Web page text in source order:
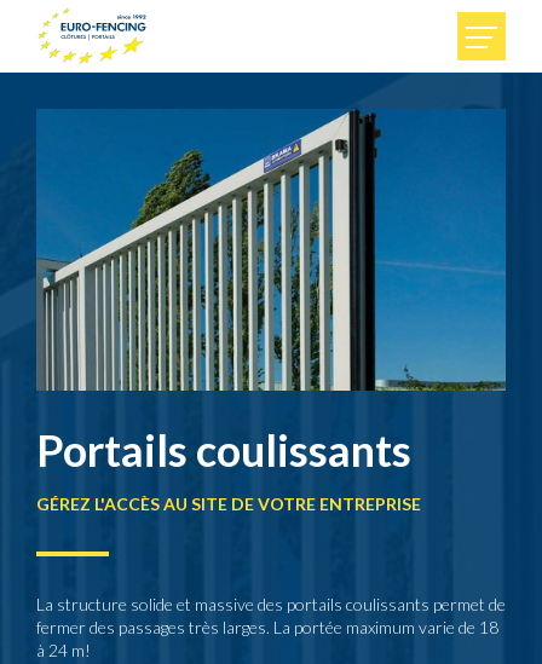
Particuliers
Entreprises
Euro-Fencing
FR DE NL
Portails coulissants
GÉREZ L'ACCÈS AU SITE DE VOTRE ENTREPRISE
La structure solide et massive des portails coulissants permet de
fermer des passages très larges. La portée maximum varie de 18
à 24 m!